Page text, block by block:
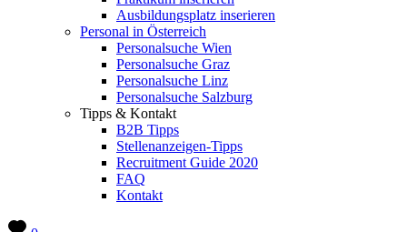
Ausbildungsplatz inserieren
Personal in Österreich
Personalsuche Wien
Personalsuche Graz
Personalsuche Linz
Personalsuche Salzburg
Tipps & Kontakt
B2B Tipps
Stellenanzeigen-Tipps
Recruitment Guide 2020
FAQ
Kontakt